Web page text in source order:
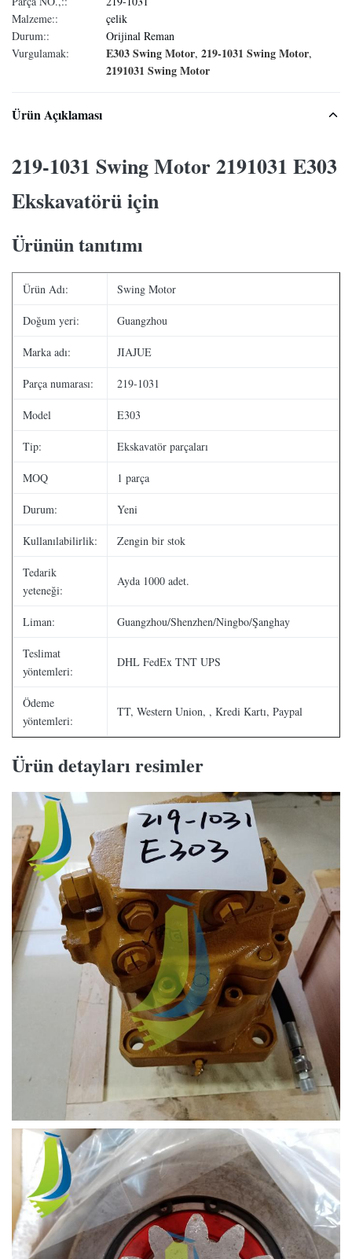
Malzeme::
çelik
Durum::
Orijinal Reman
Vurgulamak:
E303 Swing Motor, 219-1031 Swing Motor,
2191031 Swing Motor
Ürün Açıklaması
219-1031 Swing Motor 2191031 E303
Ekskavatörü için
Ürünün tanıtımı
Ürün Adı: Swing Motor
Doğum yeri: Guangzhou
Marka adı: JIAJUE
Parça numarası: 219-1031
Model E303
Tip: Ekskavatör parçaları
MOQ 1 parça
Durum: Yeni
Kullanılabilirlik: Zengin bir stok
Tedarik
yeteneği:
Ayda 1000 adet.
Liman: Guangzhou/Shenzhen/Ningbo/Şanghay
Teslimat
yöntemleri:
DHL FedEx TNT UPS
Ödeme
yöntemleri:
TT, Western Union, , Kredi Kartı, Paypal
Ürün detayları resimler